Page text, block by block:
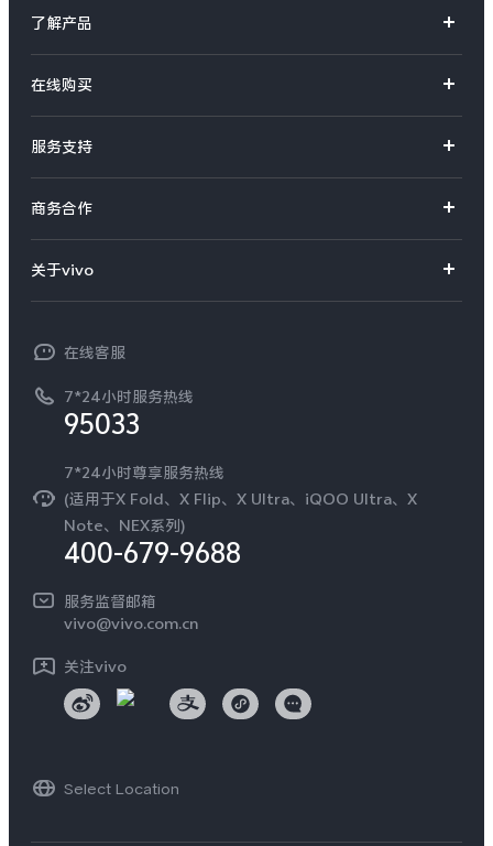
了解产品
Y系列
iQOO手机
NEX系列
在线购买
选购配件
订单查询
服务支持
查找手机
环保回收
安全公告
服务隐私政策
Log还原LUTs下载
vivo 办公套件
商务合作
vivo 企业业务
廉正合规
国补营业执照
无线电发射设备销售备案
关于vivo
工作机会
新闻资讯
可持续发展
vivo 蔡司影像
开发者社区
蓝河操作系统
在线客服
7*24小时服务热线
95033
7*24小时尊享服务热线
(适用于X Fold、X Flip、X Ultra、iQOO Ultra、X
Note、NEX系列)
400-679-9688
服务监督邮箱
vivo@vivo.com.cn
关注vivo
Select Location